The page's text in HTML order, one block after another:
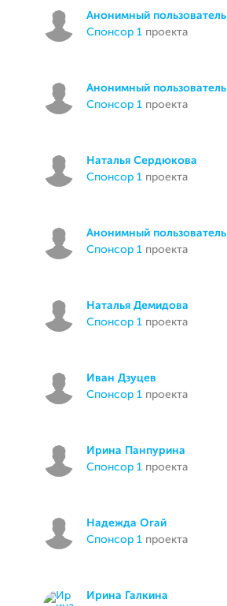
Анонимный пользователь
спонсор 1 проекта
Анонимный пользователь
спонсор 1 проекта
Наталья Сердюкова
спонсор 1 проекта
Анонимный пользователь
спонсор 1 проекта
Наталья Демидова
спонсор 1 проекта
Иван Дзуцев
спонсор 1 проекта
Ирина Панпурина
спонсор 1 проекта
Надежда Огай
спонсор 1 проекта
Ирина Галкина